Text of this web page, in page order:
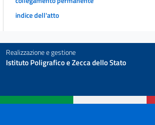
art. 30 bis
art. 31
art. 32
art. 35
indice dell'atto
Realizzazione e gestione
Istituto Poligrafico e Zecca dello Stato